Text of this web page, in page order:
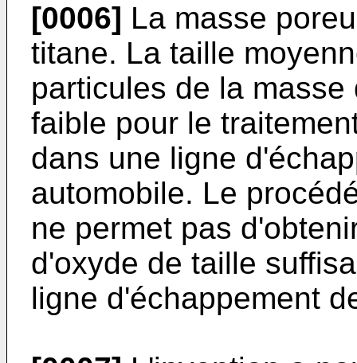
[0006] La masse
titane. La taille
particules de la
faible pour le
dans une ligne
automobile. Le
ne permet pas
d'oxyde de taille
ligne d'échappement